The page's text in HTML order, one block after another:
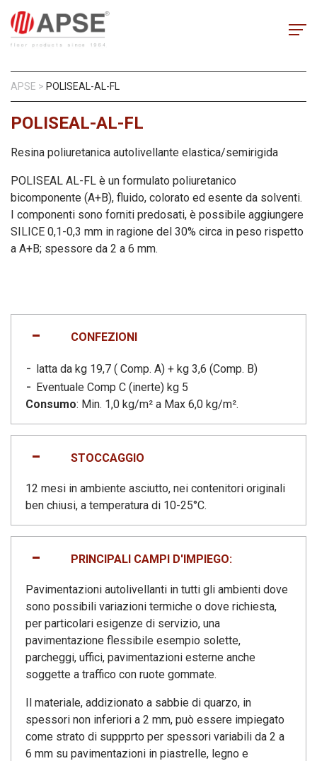
APSE > POLISEAL-AL-FL
POLISEAL-AL-FL
Resina poliuretanica autolivellante elastica/semirigida
POLISEAL AL-FL è un formulato poliuretanico
bicomponente (A+B), fluido, colorato ed esente da solventi.
I componenti sono forniti predosati, è possibile aggiungere
SILICE 0,1-0,3 mm in ragione del 30% circa in peso rispetto
a A+B; spessore da 2 a 6 mm.
CONFEZIONI
latta da kg 19,7 ( Comp. A) + kg 3,6 (Comp. B)
Eventuale Comp C (inerte) kg 5
Consumo: Min. 1,0 kg/m² a Max 6,0 kg/m².
STOCCAGGIO
12 mesi in ambiente asciutto, nei contenitori originali
ben chiusi, a temperatura di 10-25°C.
PRINCIPALI CAMPI D'IMPIEGO:
Pavimentazioni autolivellanti in tutti gli ambienti dove
sono possibili variazioni termiche o dove richiesta,
per particolari esigenze di servizio, una
pavimentazione flessibile esempio solette,
parcheggi, uffici, pavimentazioni esterne anche
soggette a traffico con ruote gommate.
Il materiale, addizionato a sabbie di quarzo, in
spessori non inferiori a 2 mm, può essere impiegato
come strato di suppprto per spessori variabili da 2 a
6 mm su pavimentazioni in piastrelle, legno e